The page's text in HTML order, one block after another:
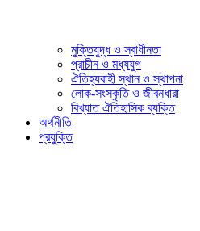
মুক্তিযুদ্ধ ও স্বাধীনতা
প্রাচীন ও মধ্যযুগ
ঐতিহ্যবাহী স্থান ও স্থাপনা
লোক-সংস্কৃতি ও জীবনধারা
বিখ্যাত ঐতিহাসিক ব্যক্তি
অর্থনীতি
প্রযুক্তি